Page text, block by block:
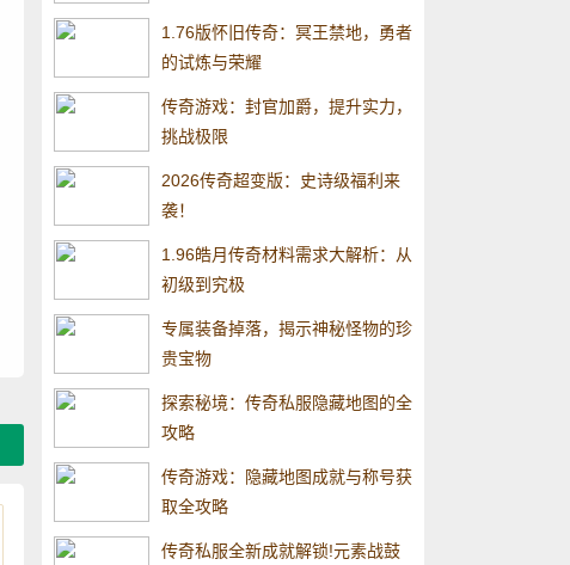
1.76版怀旧传奇：冥王禁地，勇者
的试炼与荣耀
传奇游戏：封官加爵，提升实力，
挑战极限
2026传奇超变版：史诗级福利来
袭！
1.96皓月传奇材料需求大解析：从
初级到究极
专属装备掉落，揭示神秘怪物的珍
贵宝物
探索秘境：传奇私服隐藏地图的全
攻略
传奇游戏：隐藏地图成就与称号获
取全攻略
传奇私服全新成就解锁!元素战鼓